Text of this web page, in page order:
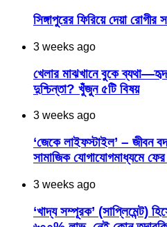
সিঙ্গাপুরের ফিরিয়ে দেয়া
3 weeks ago
খেলার মাঝখানে বুকে
দুশ্চিন্তা? খুঁজুন ৫টি বিষয়
3 weeks ago
‘জেকে লাইফস্টাইল’ – জীবন
সামাজিক যোগাযোগমাধ্যমে
3 weeks ago
‘খাদ্য সম্পূরক’ (সাপ্লিমেন্ট)